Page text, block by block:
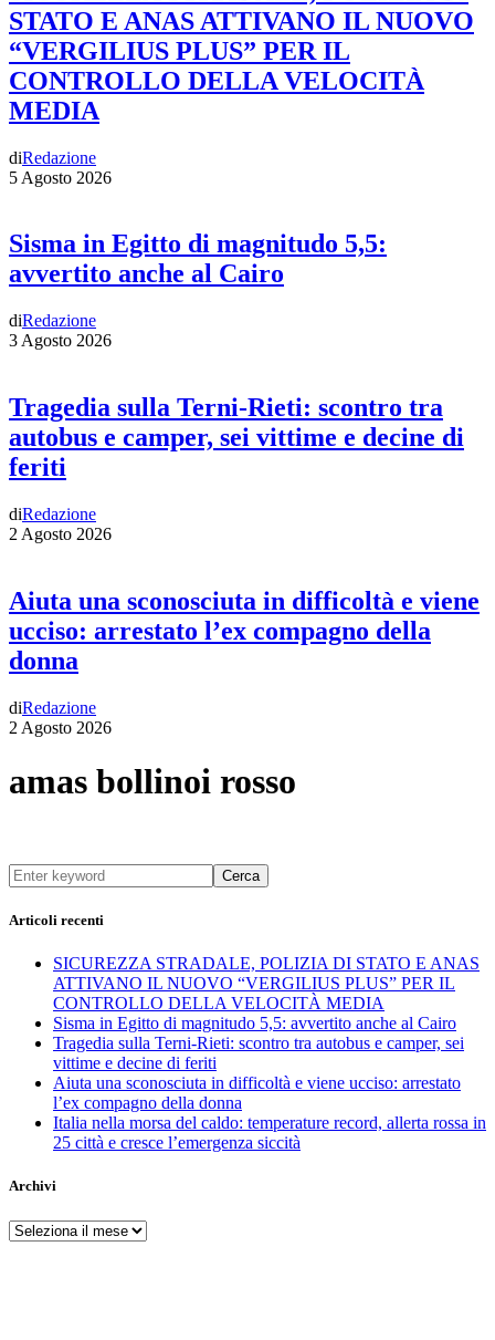
STATO E ANAS ATTIVANO IL NUOVO
“VERGILIUS PLUS” PER IL
CONTROLLO DELLA VELOCITÀ
MEDIA
diRedazione
5 Agosto 2026
Sisma in Egitto di magnitudo 5,5:
avvertito anche al Cairo
diRedazione
3 Agosto 2026
Tragedia sulla Terni-Rieti: scontro tra
autobus e camper, sei vittime e decine di
feriti
diRedazione
2 Agosto 2026
Aiuta una sconosciuta in difficoltà e viene
ucciso: arrestato l’ex compagno della
donna
diRedazione
2 Agosto 2026
amas bollinoi rosso
Cerca
Articoli recenti
SICUREZZA STRADALE, POLIZIA DI STATO E ANAS
ATTIVANO IL NUOVO “VERGILIUS PLUS” PER IL
CONTROLLO DELLA VELOCITÀ MEDIA
Sisma in Egitto di magnitudo 5,5: avvertito anche al Cairo
Tragedia sulla Terni-Rieti: scontro tra autobus e camper, sei
vittime e decine di feriti
Aiuta una sconosciuta in difficoltà e viene ucciso: arrestato
l’ex compagno della donna
Italia nella morsa del caldo: temperature record, allerta rossa in
25 città e cresce l’emergenza siccità
Archivi
Archivi